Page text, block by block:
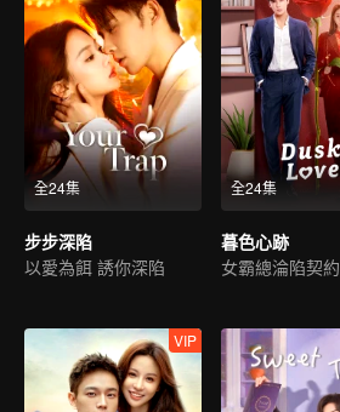
全24集
步步深陷
以愛為餌 誘你深陷
全24集
暮色心跡
女霸總淪陷契
VIP